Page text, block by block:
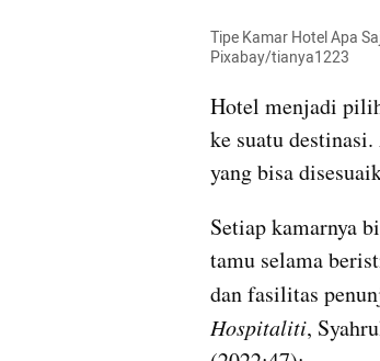
Tipe Kamar Hotel Apa
Pixabay/tianya1223
Hotel menjadi
ke suatu
yang bisa
Setiap kamarnya
tamu selama
dan fasilitas
Hospitaliti,